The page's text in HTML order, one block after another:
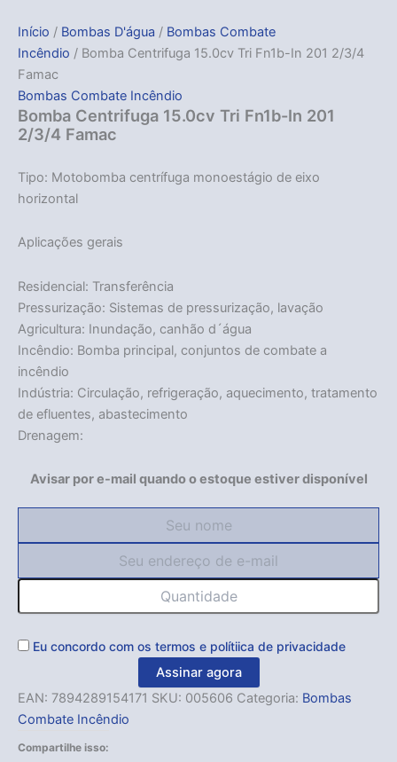
Início / Bombas D'água / Bombas Combate
Incêndio / Bomba Centrifuga 15.0cv Tri Fn1b-In 201 2/3/4
Famac
Bombas Combate Incêndio
Bomba Centrifuga 15.0cv Tri Fn1b-In 201
2/3/4 Famac
Tipo: Motobomba centrífuga monoestágio de eixo
horizontal
Aplicações gerais
Residencial: Transferência
Pressurização: Sistemas de pressurização, lavação
Agricultura: Inundação, canhão d´água
Incêndio: Bomba principal, conjuntos de combate a
incêndio
Indústria: Circulação, refrigeração, aquecimento, tratamento
de efluentes, abastecimento
Drenagem:
Avisar por e-mail quando o estoque estiver disponível
Eu concordo com os termos e polítiica de privacidade
Assinar agora
EAN: 7894289154171 SKU: 005606 Categoria: Bombas
Combate Incêndio
Compartilhe isso: